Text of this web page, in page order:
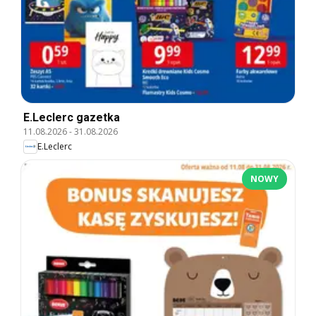
E.Leclerc gazetka
11.08.2026-31.08.2026
E.Leclerc
NOWY